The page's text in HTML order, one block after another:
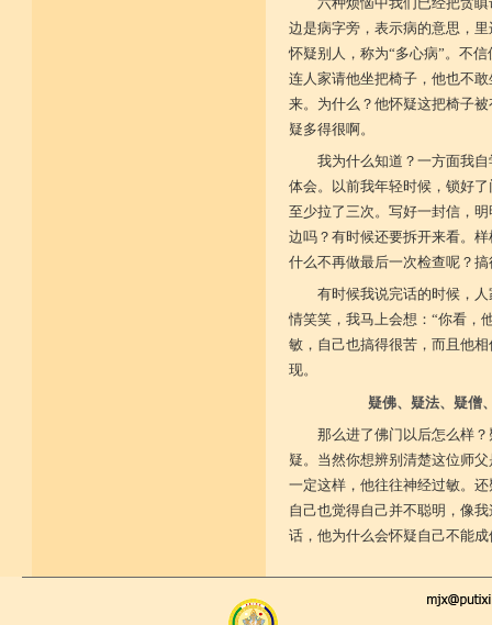
边是病字旁，表示病的意思，
怀疑别人，称为“多心病”。不
连人家请他坐把椅子，他也不
来。为什么？他怀疑这把椅子
疑多得很啊。
我为什么知道？一方面我
体会。以前我年轻时候，锁好
至少拉了三次。写好一封信，
边吗？有时候还要拆开来看。
什么不再做最后一次检查呢？
有时候我说完话的时候，
情笑笑，我马上会想：“你看，
敏，自己也搞得很苦，而且他
现。
疑佛、疑法、疑僧
那么进了佛门以后怎么样
疑。当然你想辨别清楚这位师
一定这样，他往往神经过敏。
自己也觉得自己并不聪明，像
话，他为什么会怀疑自己不能